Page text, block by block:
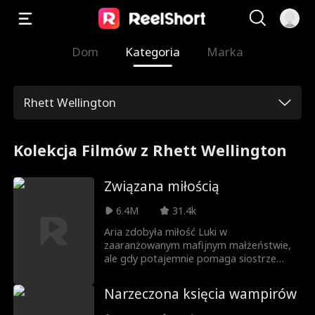
Dom Kategoria Marka
Rhett Wellington
Kolekcja Filmów z Rhett Wellington
Związana miłością
6.4M
31.4k
Aria zdobyła miłość Luki w
zaaranżowanym mafijnym małżeństwie,
ale gdy potajemnie pomaga siostrze
zdrady, która może wszystko zniszczyć.
Kiedy między ich rodzinami wybucha
wojna, a oni oczekują narodzin dziecka,
Narzeczona księcia wampirów